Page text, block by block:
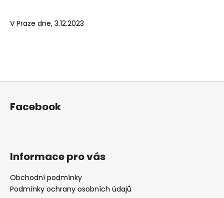
V Praze dne, 3.12.2023
Z
Facebook
Informace pro vás
Obchodní podmínky
Podmínky ochrany osobních údajů